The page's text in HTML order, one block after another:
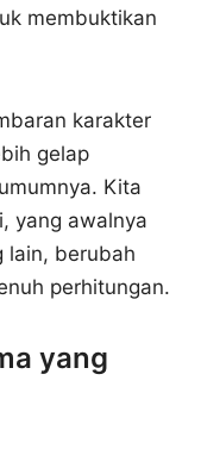
membuktikan
karakter
gelap
Kita
yang awalnya
lain, berubah
perhitungan.
yang